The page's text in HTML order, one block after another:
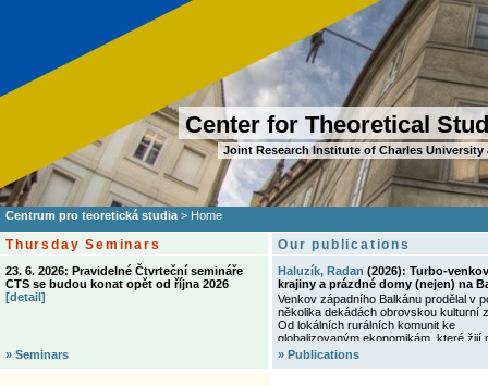
Center for Theoretical
Joint Research Institute of Charles
Centrum pro teoretická studia > Home
Thursday Seminars
23. 6. 2026: Pravidelné Čtvrteční semináře
CTS se budou konat opět od října 2026
[detail]
» Seminars
Our publications
Haluzík, Radan (2026):
krajiny a prázdné domy (nejen) na
Venkov západního Balkánu prodělal v
několika dekádách obrovskou kulturní
Od lokálních rurálních komunit ke
globalizovaným ekonomikám, které žijí
z remitencí zasílaných statisíci těch,
» Publications